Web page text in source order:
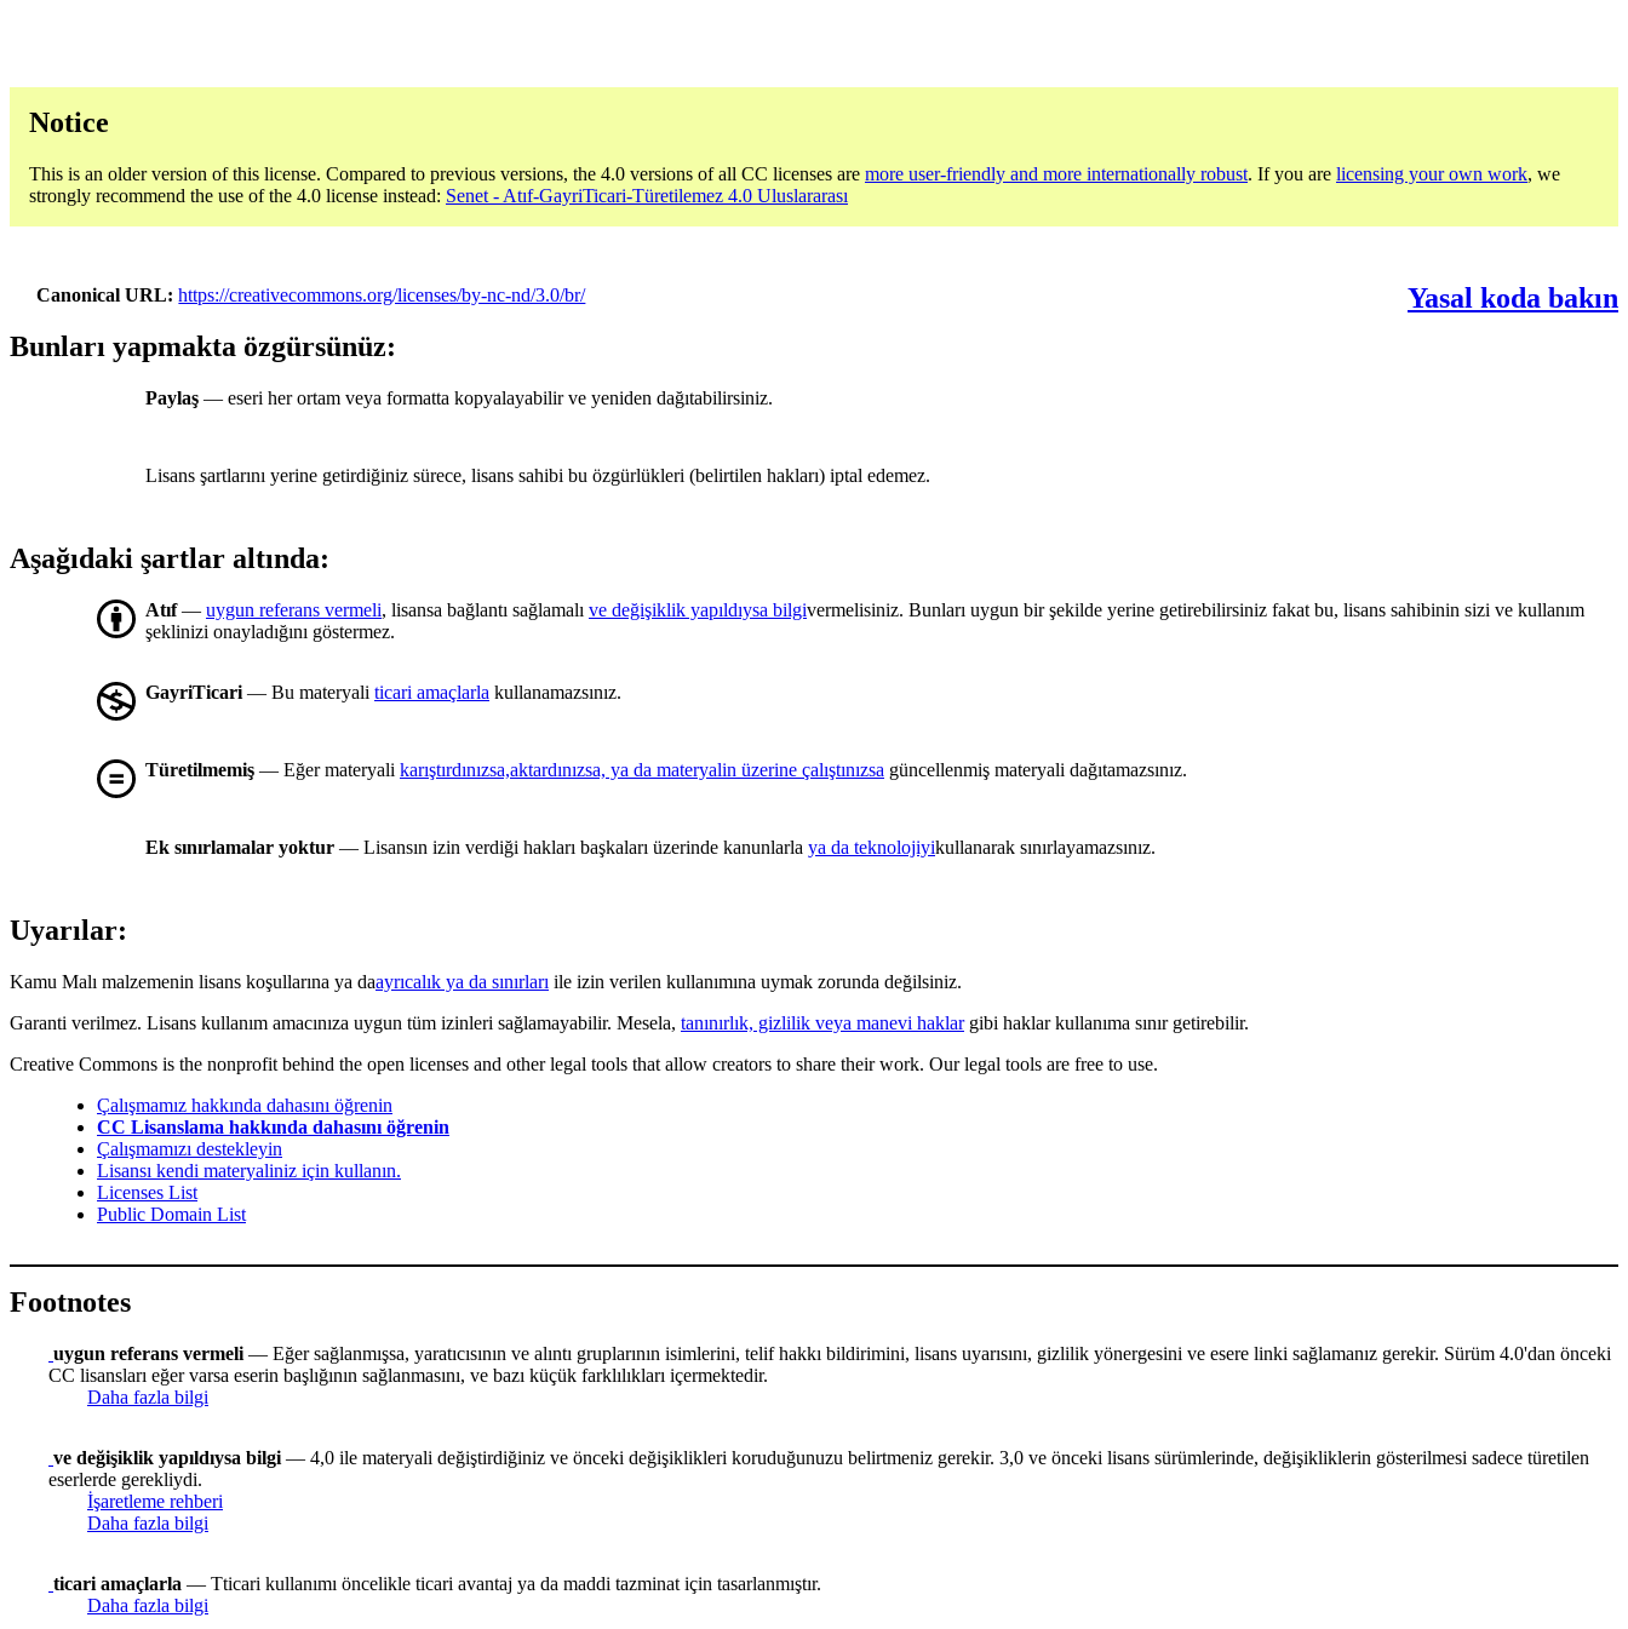
Notice
This is an older version of this license. Compared to previous versions, the 4.0 versions of all CC licenses are more user-friendly and more internationally robust. If you are licensing your own work, we
strongly recommend the use of the 4.0 license instead: Senet - Atıf-GayriTicari-Türetilemez 4.0 Uluslararası
Canonical URL https://creativecommons.org/licenses/by-nc-nd/3.0/br/
Yasal koda bakın
Bunları yapmakta özgürsünüz:
Paylaş — eseri her ortam veya formatta kopyalayabilir ve yeniden dağıtabilirsiniz.
Lisans şartlarını yerine getirdiğiniz sürece, lisans sahibi bu özgürlükleri (belirtilen hakları) iptal edemez.
Aşağıdaki şartlar altında:
Atıf— uygun referans vermeli, lisansa bağlantı sağlamalı ve değişiklik yapıldıysa bilgivermelisiniz. Bunları uygun bir şekilde yerine getirebilirsiniz fakat bu, lisans sahibinin sizi ve kullanım
şeklinizi onayladığını göstermez.
GayriTicari — Bu materyali ticari amaçlarla kullanamazsınız.
Türetilmemiş — Eğer materyali karıştırdınızsa,aktardınızsa, ya da materyalin üzerine çalıştınızsa güncellenmiş materyali dağıtamazsınız.
Ek sınırlamalar yoktur — Lisansın izin verdiği hakları başkaları üzerinde kanunlarla ya da teknolojiyikullanarak sınırlayamazsınız.
Uyarılar:
Kamu Malı malzemenin lisans koşullarına ya daayrıcalık ya da sınırları ile izin verilen kullanımına uymak zorunda değilsiniz.
Garanti verilmez. Lisans kullanım amacınıza uygun tüm izinleri sağlamayabilir. Mesela, tanınırlık, gizlilik veya manevi haklargibi haklar kullanıma sınır getirebilir.
Creative Commons is the nonprofit behind the open licenses and other legal tools that allow creators to share their work. Our legal tools are free to use.
Çalışmamız hakkında dahasını öğrenin
CC Lisanslama hakkında dahasını öğrenin
Çalışmamızı destekleyin
Lisansı kendi materyaliniz için kullanın.
Licenses List
Public Domain List
Footnotes
uygun referans vermeli — Eğer sağlanmışsa, yaratıcısının ve alıntı gruplarının isimlerini, telif hakkı bildirimini, lisans uyarısını, gizlilik yönergesini ve esere linki sağlamanız gerekir. Sürüm 4.0'dan önceki
CC lisansları eğer varsa eserin başlığının sağlanmasını, ve bazı küçük farklılıkları içermektedir.
Daha fazla bilgi
ve değişiklik yapıldıysa bilgi — 4,0 ile materyali değiştirdiğiniz ve önceki değişiklikleri koruduğunuzu belirtmeniz gerekir. 3,0 ve önceki lisans sürümlerinde, değişikliklerin gösterilmesi sadece türetilen
eserlerde gerekliydi.
İşaretleme rehberi
Daha fazla bilgi
ticari amaçlarla — Tticari kullanımı öncelikle ticari avantaj ya da maddi tazminat için tasarlanmıştır.
Daha fazla bilgi